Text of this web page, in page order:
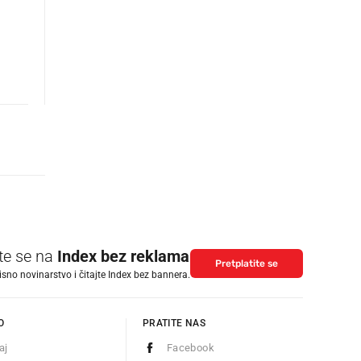
se na Index bez reklama
novinarstvo i čitajte Index bez bannera.
Pretplatite se
PRATITE NAS
Facebook